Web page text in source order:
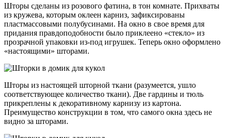
Шторы сделаны из розового фатина, в тон комнате. Прихваты
из кружева, которым оклеен карниз, зафиксированы
пластмассовыми полубусинами. На окно в свое время для
придания правдоподобности было приклеено «стекло» из
прозрачной упаковки из-под игрушек. Теперь окно оформлено
«настоящими» шторами.
Шторы из настоящей шторной ткани (разумеется, ушло
соответствующее количество ткани). Две гардины и тюль
прикреплены к декоративному карнизу из картона.
Преимущество конструкции в том, что самого окна здесь не
видно за шторами.